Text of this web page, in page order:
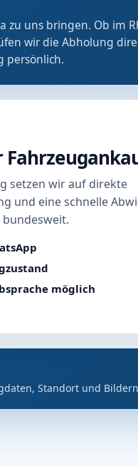
zu uns bringen. Ob im
wir die Abholung
persönlich.
setzen wir auf direkte
und eine schnelle
bundesweit.
möglich
Standort und